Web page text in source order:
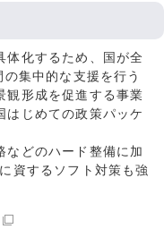
化するため、国が全
集中的な支援を行う
観形成を促進する事業
はじめての政策パッケ
どのハード整備に加
資するソフト対策も強